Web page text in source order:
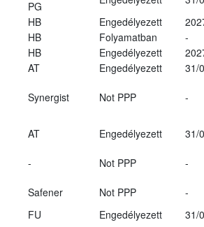
PG
HB Engedélyezett
HB Folyamatban
-
HB Engedélyezett
AT Engedélyezett
31/
Synergist Not PPP -
AT Engedélyezett
31/
- Not PPP
-
Safener Not PPP
-
FU Engedélyezett
31/